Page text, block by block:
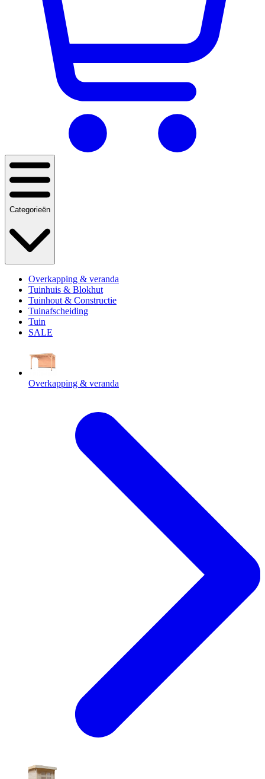
Categorieën
Overkapping & veranda
Tuinhuis & Blokhut
Tuinhout & Constructie
Tuinafscheiding
Tuin
SALE
Overkapping & veranda